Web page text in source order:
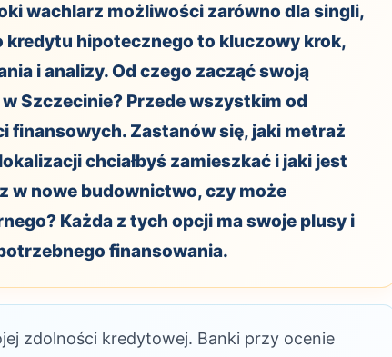
wachlarz możliwości zarówno dla singli,
kredytu hipotecznego to kluczowy krok,
i analizy. Od czego zacząć swoją
Szczecinie? Przede wszystkim od
finansowych. Zastanów się, jaki metraż
chciałbyś zamieszkać i jaki jest
w nowe budownictwo, czy może
Każda z tych opcji ma swoje plusy i
finansowania.
zdolności kredytowej. Banki przy ocenie